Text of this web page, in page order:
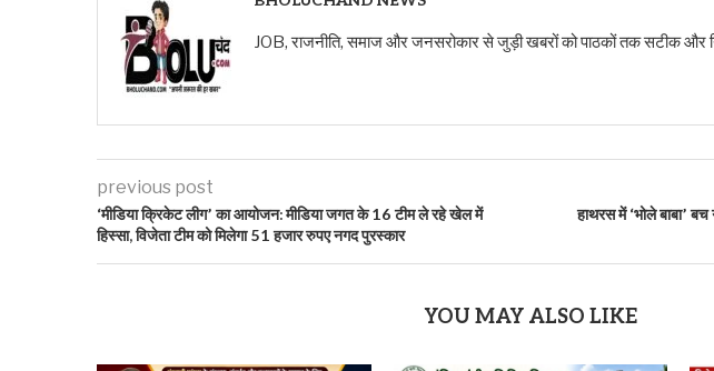
JOB, राजनीति, समाज और जनसरोकार से जुड़ी खबरों को पाठकों तक सटीक और
previous post
‘मीडिया क्रिकेट लीग’ का आयोजन: मीडिया जगत के 16 टीम ले रहे खेल में
हिस्सा, विजेता टीम को मिलेगा 51 हजार रुपए नगद पुरस्कार
हाथरस में ‘भोले बाबा’
YOU MAY ALSO LIKE